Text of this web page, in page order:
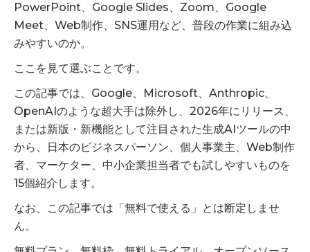
PowerPoint、Google Slides、Zoom、Google
Meet、Web制作、SNS運用など、普段の作業に組み込
みやすいのか。
ここを見て選ぶことです。
この記事では、Google、Microsoft、Anthropic、
OpenAIのような超大手は除外し、2026年にリリース、
または新版・新機能として注目された生成AIツールの中
から、日本のビジネスパーソン、個人事業主、Web制作
者、マーケター、中小企業担当者でも試しやすいものを
15個紹介します。
なお、この記事では「無料で使える」とは断定しませ
ん。